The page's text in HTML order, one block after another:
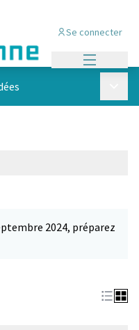
Se connecter
2024, préparez